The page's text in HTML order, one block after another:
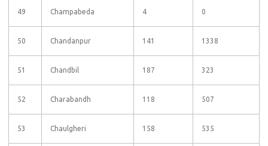
49 Champabeda 4 0
50 Chandanpur 141 1338
51 Chandbil 187 323
52 Charabandh 118 507
53 Chaulgheri 158 535